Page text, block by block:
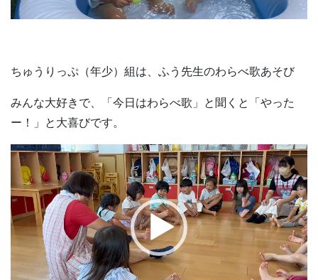
ちゅうりっぷ（年少）組は、ふう先生のわらべ歌あそび
みんな大好きで、「今日はわらべ歌」と聞くと「やった
ー！」と大喜びです。
動
画
プ
レ
ー
ヤ